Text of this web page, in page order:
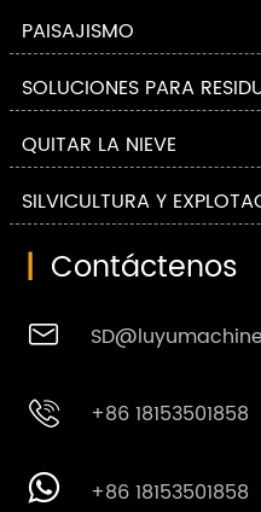
PAISAJISMO
SOLUCIONES PARA
QUITAR LA NIEVE
SILVICULTURA Y
| Contáctenos

 +86 18153501858
 +86 18153501858